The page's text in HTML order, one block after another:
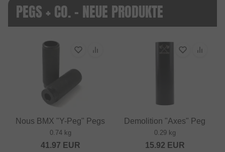
PEGS + CO. - NEUE PRODUKTE
Nous BMX "Y-Peg" Pegs
0.74 kg
41.97 EUR
Demolition "Axes" Peg
0.29 kg
15.92 EUR